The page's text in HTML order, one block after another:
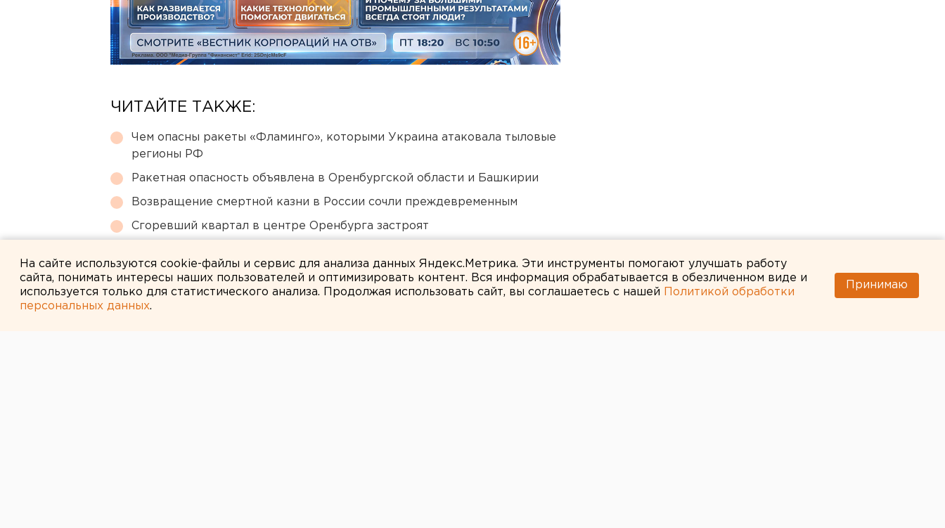
ЧИТАЙТЕ ТАКЖЕ:
Чем опасны ракеты «Фламинго», которыми Украина атаковала тыловые
регионы РФ
Ракетная опасность объявлена в Оренбургской области и Башкирии
Возвращение смертной казни в России сочли преждевременным
Сгоревший квартал в центре Оренбурга застроят
На сайте используются cookie-файлы и сервис для анализа данных Яндекс.Метрика. Эти инструменты помогают улучшать работу
сайта, понимать интересы наших пользователей и оптимизировать контент. Вся информация обрабатывается в обезличенном виде и
используется только для статистического анализа. Продолжая использовать сайт, вы соглашаетесь с нашей
Политикой обработки
персональных данных.
Принимаю